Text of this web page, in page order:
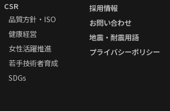
旧耐震不動産活性化
CSR
品質方針・ISO
健康経営
女性活躍推進
若手技術者育成
SDGs
採用情報
お問い合わせ
地震・耐震用語
プライバシーポリシー